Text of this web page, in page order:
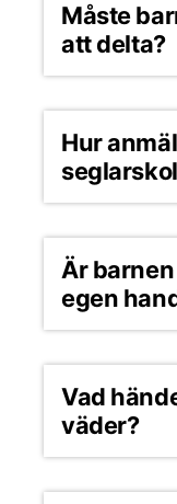
Måste
att delta?
Hur
Är
egen
Vad
väder?